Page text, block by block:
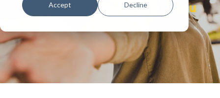
Accept Decline you